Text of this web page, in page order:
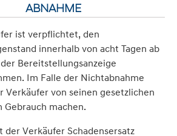
ABNAHME
ist verpflichtet, den
innerhalb von acht Tagen ab
Bereitstellungsanzeige
Im Falle der Nichtabnahme
Verkäufer von seinen gesetzlichen
Gebrauch machen.
der Verkäufer Schadensersatz